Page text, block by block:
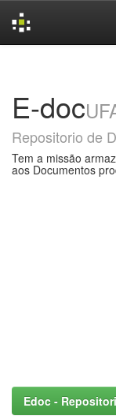
E-doc
Repositorio de
Tem a missão
aos Documentos
Edoc -